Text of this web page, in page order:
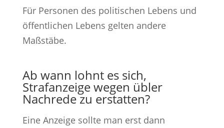
Für Personen des politischen Lebens und
öffentlichen Lebens gelten andere
Maßstäbe.
Ab wann lohnt es sich,
Strafanzeige wegen übler
Nachrede zu erstatten?
Eine Anzeige sollte man erst dann